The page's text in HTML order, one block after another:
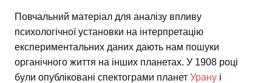
Повчальний матеріал для аналізу впливу
психологічної установки на інтерпретацію
експериментальних даних дають нам пошуки
органічного життя на інших планетах. У 1908 році
були опубліковані спектограми планет Урану і